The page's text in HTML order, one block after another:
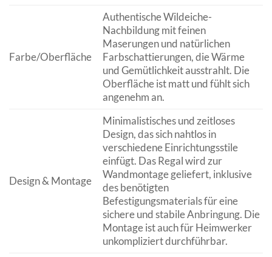
Farbe/Oberfläche
Authentische Wildeiche-
Nachbildung mit feinen
Maserungen und natürlichen
Farbschattierungen, die Wärme
und Gemütlichkeit ausstrahlt. Die
Oberfläche ist matt und fühlt sich
angenehm an.
Design & Montage
Minimalistisches und zeitloses
Design, das sich nahtlos in
verschiedene Einrichtungsstile
einfügt. Das Regal wird zur
Wandmontage geliefert, inklusive
des benötigten
Befestigungsmaterials für eine
sichere und stabile Anbringung. Die
Montage ist auch für Heimwerker
unkompliziert durchführbar.